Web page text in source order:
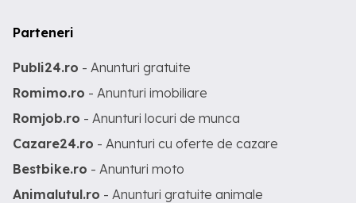
Parteneri
Publi24.ro - Anunturi gratuite
Romimo.ro - Anunturi imobiliare
Romjob.ro - Anunturi locuri de munca
Cazare24.ro - Anunturi cu oferte de cazare
Bestbike.ro - Anunturi moto
Animalutul.ro - Anunturi gratuite animale